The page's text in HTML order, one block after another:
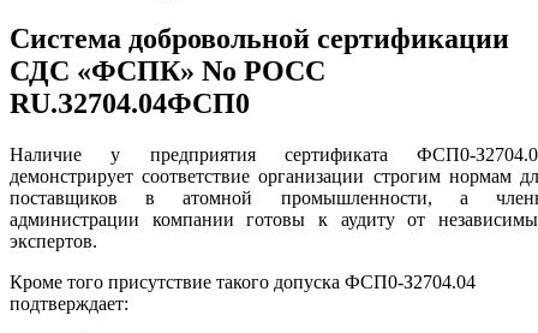
Система добровольной сертификации
СДС «ФСПК» No РОСС
RU.З2704.04ФСП0
Наличие у предприятия сертификата ФСП0-
демонстрирует соответствие организации строгим нормам
поставщиков в атомной промышленности, а
администрации компании готовы к аудиту от
экспертов.
Кроме того присутствие такого допуска ФСП0-З2704.04
подтверждает: